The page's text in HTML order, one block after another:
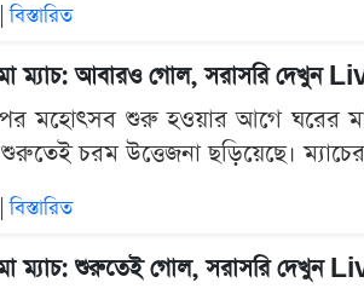
বিস্তারিত
ম্যাচ: আবারও গোল, সরাসরি দেখুন
মহোৎসব শুরু হওয়ার আগে ঘরের মাঠ
শুরুতেই চরম উত্তেজনা ছড়িয়েছে।
বিস্তারিত
ম্যাচ: শুরুতেই গোল, সরাসরি দেখুন